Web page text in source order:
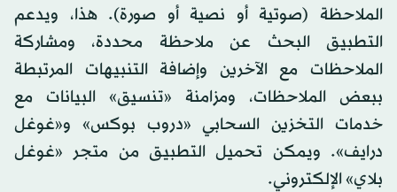
الملاحظة (صوتية أو نصية أو صورة). هذا، ويدعم
التطبيق البحث عن ملاحظة محددة، ومشاركة
الملاحظات مع الآخرين وإضافة التنبيهات المرتبطة
ببعض الملاحظات، ومزامنة «تنسيق» البيانات مع
خدمات التخزين السحابي «دروب بوكس» و«غوغل
درايف». ويمكن تحميل التطبيق من متجر «غوغل
بلاي» الإلكتروني.